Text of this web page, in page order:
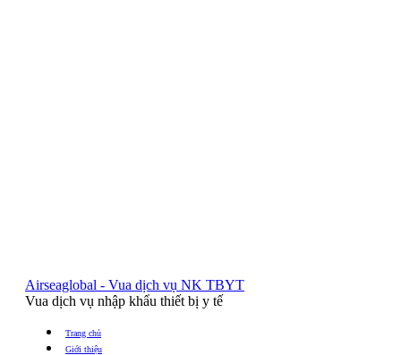
Airseaglobal - Vua dịch vụ NK TBYT
Vua dịch vụ nhập khẩu thiết bị y tế
Trang chủ
Giới thiệu